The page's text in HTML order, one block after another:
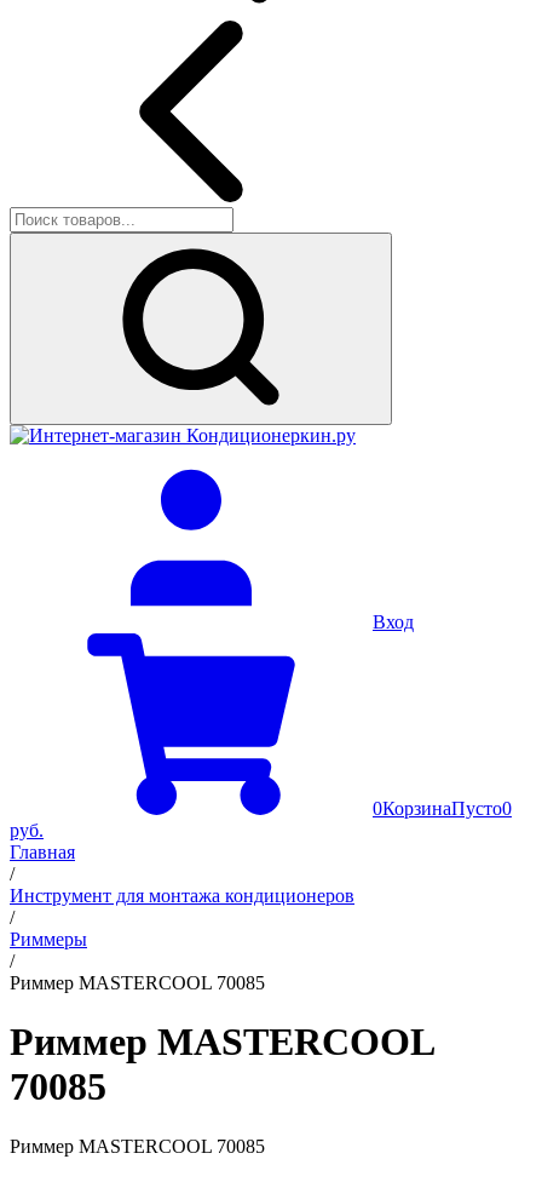
Вход
0КорзинаПусто0
руб.
Главная
/
Инструмент для монтажа кондиционеров
/
Риммеры
/
Риммер MASTERCOOL 70085
Риммер MASTERCOOL
70085
Риммер MASTERCOOL 70085